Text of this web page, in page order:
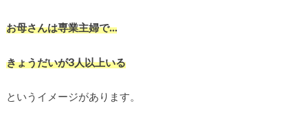
お母さんは専業主婦で…
きょうだいが3人以上いる
というイメージがあります。